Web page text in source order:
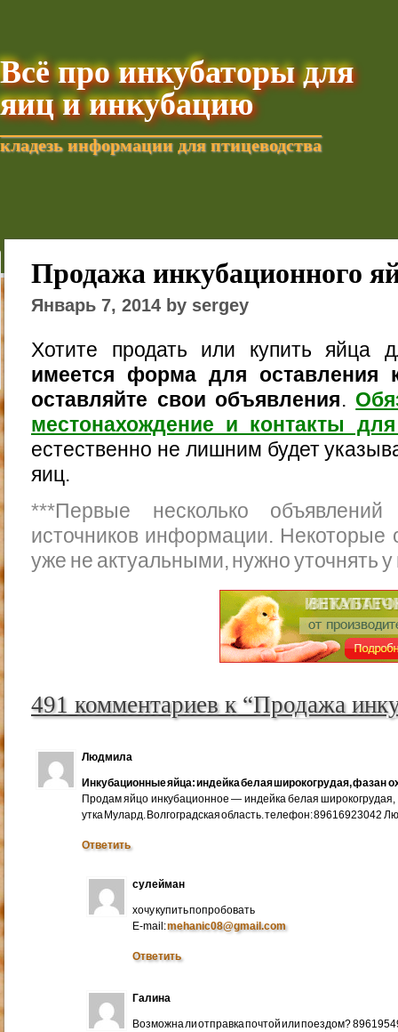
Всё про инкубаторы для
яиц и инкубацию
кладезь информации для птицеводства
Добавить текущую
Продажа инкубационного
Январь 7, 2014 by sergey
Хотите продать или купить яйца
имеется форма для оставления
оставляйте свои объявления.
местонахождение и контакты
естественно не лишним будет
яиц.
***Первые несколько
источников информации. Некоторые
уже не актуальными, нужно уточнять
491 комментариев к “Продажа
Людмила
Инкубационные яйца: индейка белая широкогрудая, фазан
Продам яйцо инкубационное — индейка белая
утка Мулард. Волгоградская область. телефон: 89616923042
Ответить
сулейман
хочу купить попробовать
E-mail:mehanic08@gmail.com
Ответить
Галина
Возможна ли отправка почтой или поездом?